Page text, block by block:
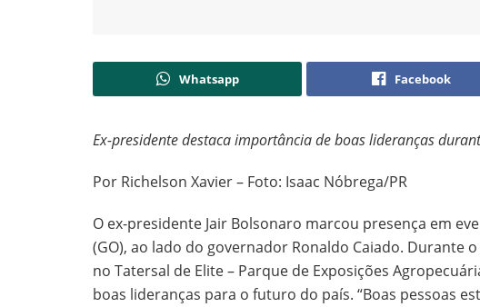
Whatsapp Facebook
Ex-presidente destaca importância de boas lideranças
Por Richelson Xavier – Foto: Isaac Nóbrega/PR
O ex-presidente Jair Bolsonaro marcou presença em
(GO), ao lado do governador Ronaldo Caiado. Durante
no Tatersal de Elite – Parque de Exposições
boas lideranças para o futuro do país. “Boas pessoas